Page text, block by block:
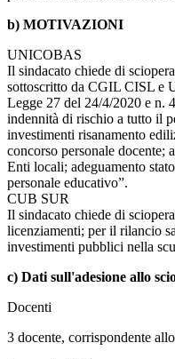
b) MOTIVAZIONI
UNICOBAS
Il sindacato chiede di
sottoscritto da CGIL CISL e
Legge 27 del 24/4/2020 e n.
indennità di rischio a tutto il
investimenti risanamento
concorso personale docente;
Enti locali; adeguamento
personale educativo”.
CUB SUR
Il sindacato chiede di
licenziamenti; per il rilancio
investimenti pubblici nella
c) Dati sull'adesione allo
Docenti
3 docente, corrispondente